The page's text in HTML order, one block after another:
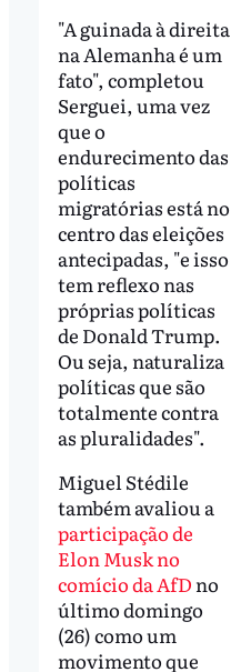
"A guinada à direita
na Alemanha é um
fato", completou
Serguei, uma vez
que o
endurecimento das
políticas
migratórias está no
centro das eleições
antecipadas, "e isso
tem reflexo nas
próprias políticas
de Donald Trump.
Ou seja, naturaliza
políticas que são
totalmente contra
as pluralidades".
Miguel Stédile
também avaliou a
participação de
Elon Musk no
comício da AfD no
último domingo
(26) como um
movimento que